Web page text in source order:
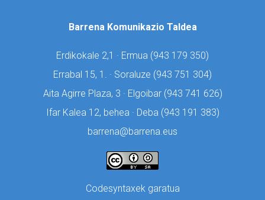
Barrena Komunikazio Taldea
Erdikokale 2,1 · Ermua (943 179 350)
Errabal 15, 1. · Soraluze (943 751 304)
Aita Agirre Plaza, 3 · Elgoibar (943 741 626)
Ifar Kalea 12, behea · Deba (943 191 383)
barrena@barrena.eus
Codesyntaxek garatua